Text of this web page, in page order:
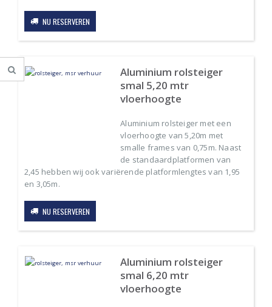
NU RESERVEREN
Aluminium rolsteiger
smal 5,20 mtr
vloerhoogte
Aluminium rolsteiger met een
vloerhoogte van 5,20m met
smalle frames van 0,75m. Naast
de standaardplatformen van
2,45 hebben wij ook variërende platformlengtes van 1,95
en 3,05m.
NU RESERVEREN
Aluminium rolsteiger
smal 6,20 mtr
vloerhoogte